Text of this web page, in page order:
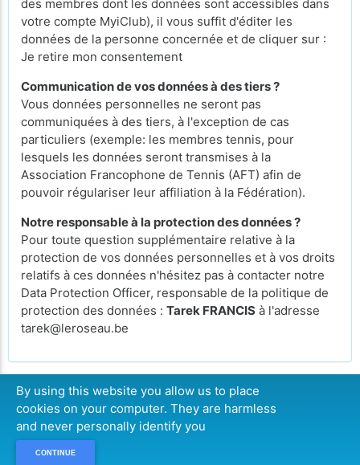
des membres dont les données sont accessibles dans
votre compte MyiClub), il vous suffit d'éditer les
données de la personne concernée et de cliquer sur :
Je retire mon consentement
Communication de vos données à des tiers ?
Vous données personnelles ne seront pas
communiquées à des tiers, à l'exception de cas
particuliers (exemple: les membres tennis, pour
lesquels les données seront transmises à la
Association Francophone de Tennis (AFT) afin de
pouvoir régulariser leur affiliation à la Fédération).
Notre responsable à la protection des données ?
Pour toute question supplémentaire relative à la
protection de vos données personnelles et à vos droits
relatifs à ces données n'hésitez pas à contacter notre
Data Protection Officer, responsable de la politique de
protection des données : Tarek FRANCIS à l'adresse
tarek@leroseau.be
CONTINUER
By using this website you allow us to place
cookies on your computer. They are harmless
and never personally identify you
CONTINUE